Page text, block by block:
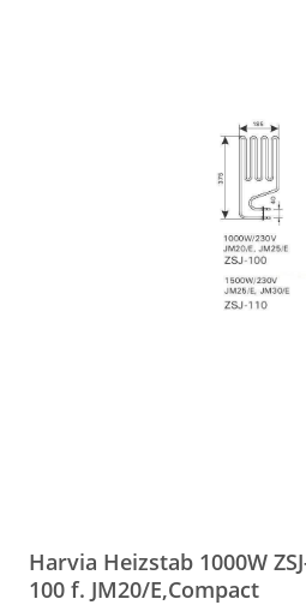
Harvia Heizstab 1000W
100 f. JM20/E,Compact